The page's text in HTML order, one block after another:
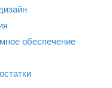
обеспечение